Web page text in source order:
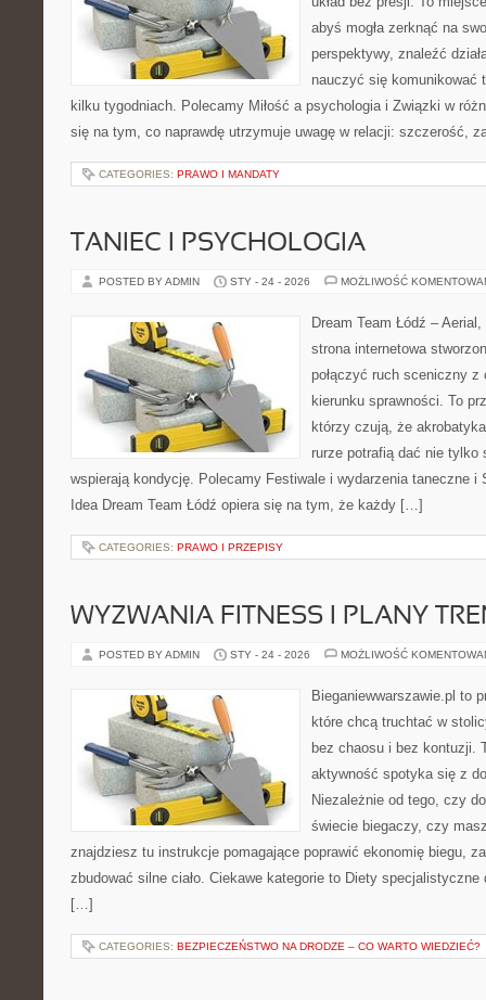
abyś mogła zerknąć na
perspektywy, znaleźć
nauczyć się komunikować
kilku tygodniach. Polecamy Miłość a psychologia i Związki w
się na tym, co naprawdę utrzymuje uwagę w relacji: szczerość,
CATEGORIES: PRAWO I MANDATY
TANIEC I PSYCHOLOGIA
POSTED BY ADMIN STY - 24 - 2026 MOŻLIWOŚĆ
Dream Team Łódź –
strona internetowa
połączyć ruch sceniczny
kierunku sprawności. To
którzy czują, że
rurze potrafią dać nie
wspierają kondycję. Polecamy Festiwale i wydarzenia taneczne i
Idea Dream Team Łódź opiera się na tym, że każdy […]
CATEGORIES: PRAWO I PRZEPISY
WYZWANIA FITNESS I PLANY
POSTED BY ADMIN STY - 24 - 2026 MOŻLIWOŚĆ
Bieganiewwarszawie.pl to
które chcą truchtać w
bez chaosu i bez kontuzji.
aktywność spotyka się z
Niezależnie od tego, czy
świecie biegaczy, czy
znajdziesz tu instrukcje pomagające poprawić ekonomię biegu,
zbudować silne ciało. Ciekawe kategorie to Diety specjalistyczne
[…]
CATEGORIES: BEZPIECZEŃSTWO NA DRODZE – CO WARTO WIEDZIEĆ?